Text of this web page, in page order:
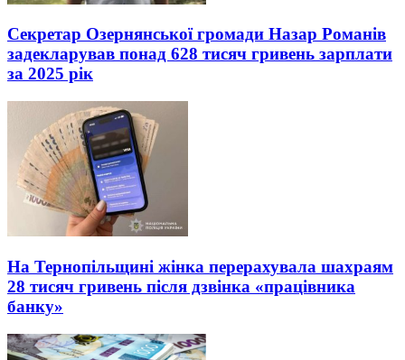
Секретар Озернянської громади Назар Романів
задекларував понад 628 тисяч гривень зарплати
за 2025 рік
На Тернопільщині жінка перерахувала шахраям
28 тисяч гривень після дзвінка «працівника
банку»